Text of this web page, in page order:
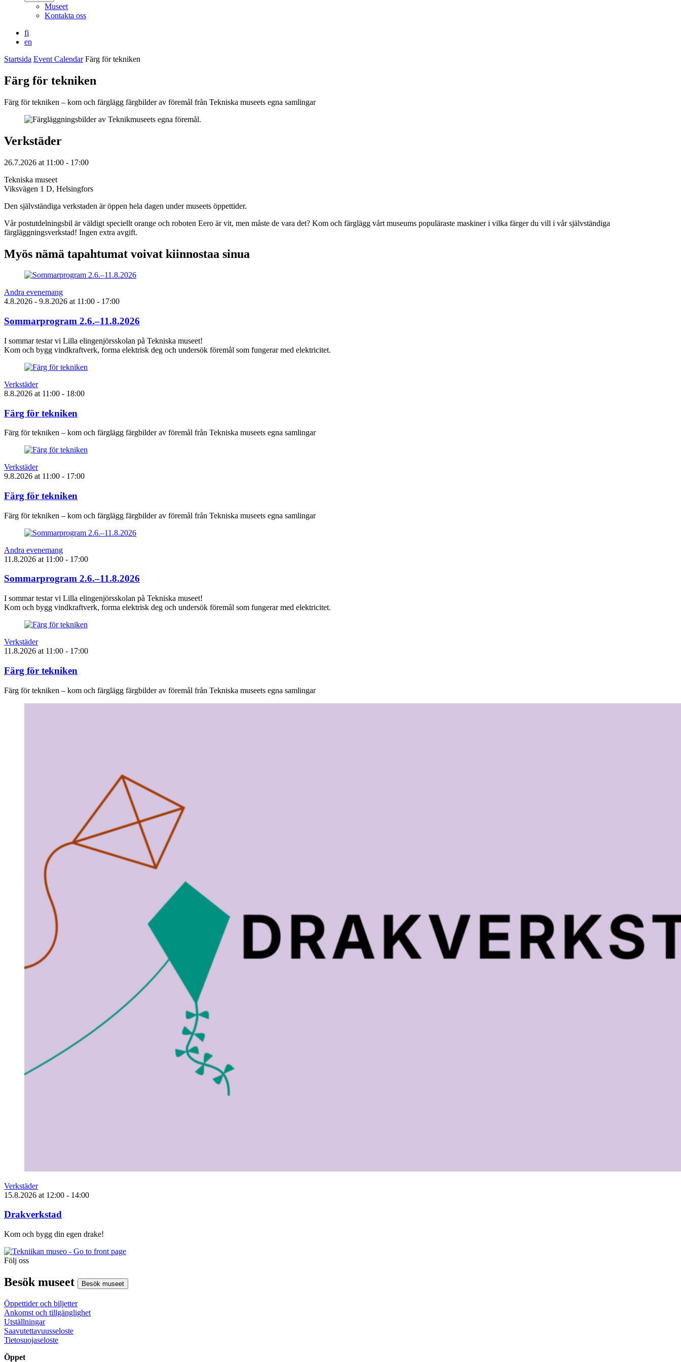
Museet
Kontakta oss
fi
en
Startsida Event Calendar Färg för tekniken
Färg för tekniken
Färg för tekniken – kom och färglägg färgbilder av föremål från Tekniska museets egna samlingar
Verkstäder
26.7.2026 at 11:00 - 17:00
Tekniska museet
Viksvägen 1 D, Helsingfors
Den självständiga verkstaden är öppen hela dagen under museets öppettider.
Vår postutdelningsbil är väldigt speciellt orange och roboten Eero är vit, men måste de vara det? Kom och färglägg vårt museums populäraste maskiner i vilka färger du vill i vår självständiga
färgläggningsverkstad! Ingen extra avgift.
Myös nämä tapahtumat voivat kiinnostaa sinua
Andra evenemang
4.8.2026 - 9.8.2026 at 11:00 - 17:00
Sommarprogram 2.6.–11.8.2026
I sommar testar vi Lilla elingenjörsskolan på Tekniska museet!
Kom och bygg vindkraftverk, forma elektrisk deg och undersök föremål som fungerar med elektricitet.
Verkstäder
8.8.2026 at 11:00 - 18:00
Färg för tekniken
Färg för tekniken – kom och färglägg färgbilder av föremål från Tekniska museets egna samlingar
Verkstäder
9.8.2026 at 11:00 - 17:00
Färg för tekniken
Färg för tekniken – kom och färglägg färgbilder av föremål från Tekniska museets egna samlingar
Andra evenemang
11.8.2026 at 11:00 - 17:00
Sommarprogram 2.6.–11.8.2026
I sommar testar vi Lilla elingenjörsskolan på Tekniska museet!
Kom och bygg vindkraftverk, forma elektrisk deg och undersök föremål som fungerar med elektricitet.
Verkstäder
11.8.2026 at 11:00 - 17:00
Färg för tekniken
Färg för tekniken – kom och färglägg färgbilder av föremål från Tekniska museets egna samlingar
Verkstäder
15.8.2026 at 12:00 - 14:00
Drakverkstad
Kom och bygg din egen drake!
Följ oss
Besök museet Besök museet
Öppettider och biljetter
Ankomst och tillgänglighet
Utställningar
Saavutettavuusseloste
Tietosuojaseloste
Öppet